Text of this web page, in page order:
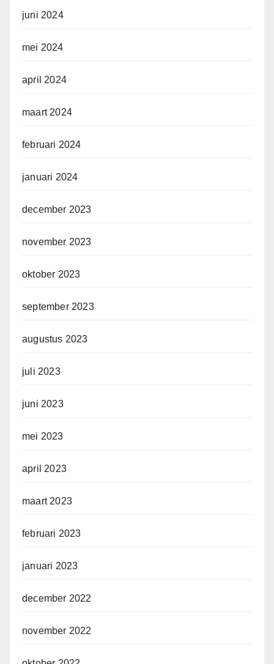
juni 2024
mei 2024
april 2024
maart 2024
februari 2024
januari 2024
december 2023
november 2023
oktober 2023
september 2023
augustus 2023
juli 2023
juni 2023
mei 2023
april 2023
maart 2023
februari 2023
januari 2023
december 2022
november 2022